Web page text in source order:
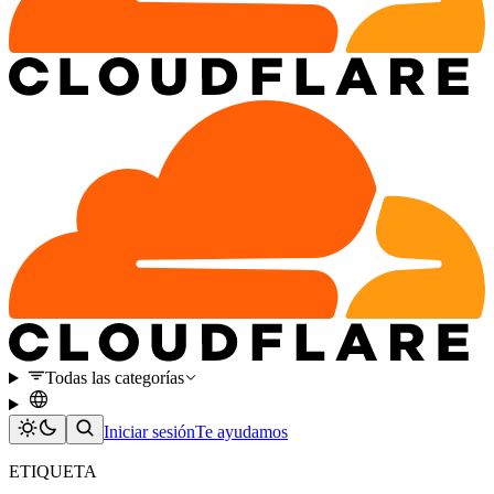
Todas las categorías
Iniciar sesiónTe ayudamos
ETIQUETA